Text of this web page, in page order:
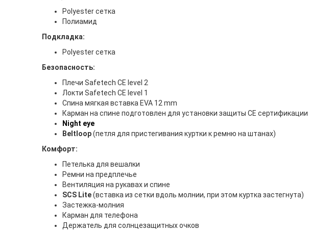
Polyester сетка
Полиамид
Подкладка:
Polyester сетка
Безопасность:
Плечи Safetech CE level 2
Локти Safetech CE level 1
Спина мягкая вставка EVA 12 mm
Карман на спине подготовлен для установки защиты CE сертификации
Night eye
Beltloop(петля для пристегивания куртки к ремню на штанах)
Комфорт:
Петелька для вешалки
Ремни на предплечье
Вентиляция на рукавах и спине
SCS Lite(вставка из сетки вдоль молнии, при этом куртка застегнута)
Застежка-молния
Карман для телефона
Держатель для солнцезащитных очков